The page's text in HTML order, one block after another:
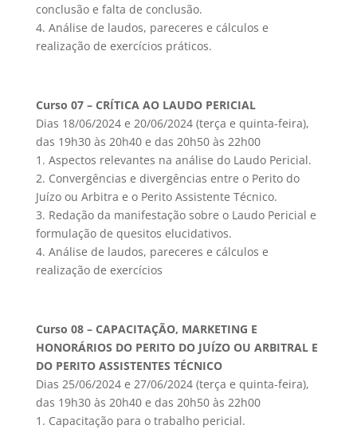
conclusão e falta de conclusão.
4. Análise de laudos, pareceres e cálculos e
realização de exercícios práticos.
Curso 07 – CRÍTICA AO LAUDO PERICIAL
Dias 18/06/2024 e 20/06/2024 (terça e quinta-feira),
das 19h30 às 20h40 e das 20h50 às 22h00
1. Aspectos relevantes na análise do Laudo Pericial.
2. Convergências e divergências entre o Perito do
Juízo ou Arbitra e o Perito Assistente Técnico.
3. Redação da manifestação sobre o Laudo Pericial e
formulação de quesitos elucidativos.
4. Análise de laudos, pareceres e cálculos e
realização de exercícios
Curso 08 – CAPACITAÇÃO, MARKETING E
HONORÁRIOS DO PERITO DO JUÍZO OU ARBITRAL E
DO PERITO ASSISTENTES TÉCNICO
Dias 25/06/2024 e 27/06/2024 (terça e quinta-feira),
das 19h30 às 20h40 e das 20h50 às 22h00
1. Capacitação para o trabalho pericial.